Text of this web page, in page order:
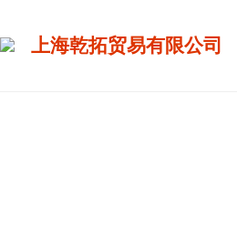
上海乾拓贸易有限公司